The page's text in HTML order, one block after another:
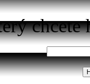
chcete